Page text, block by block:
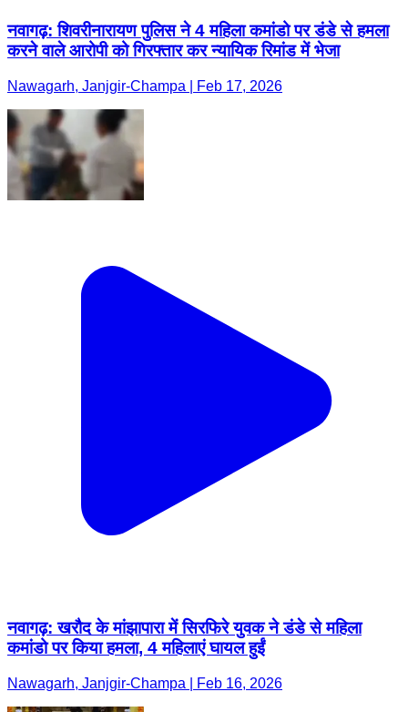
नवागढ़: शिवरीनारायण पुलिस ने 4 महिला कमांडो पर डंडे से हमला
करने वाले आरोपी को गिरफ्तार कर न्यायिक रिमांड में भेजा
Nawagarh, Janjgir-Champa | Feb 17, 2026
नवागढ़: खरौद के मांझापारा में सिरफिरे युवक ने डंडे से महिला
कमांडो पर किया हमला, 4 महिलाएं घायल हुईं
Nawagarh, Janjgir-Champa | Feb 16, 2026